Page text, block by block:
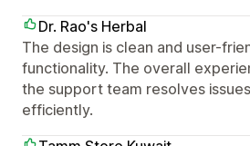
Dr. Rao's Herbal
The design is clean and user-
functionality. The overall
the support team resolves
efficiently.